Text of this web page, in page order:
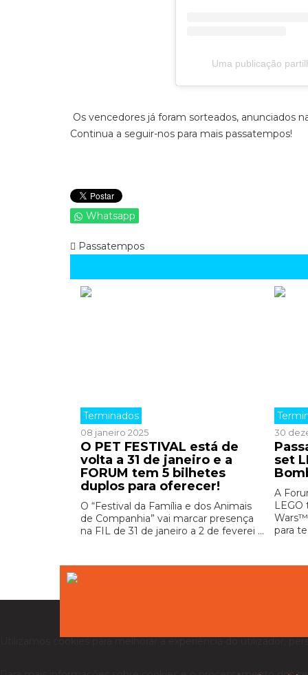
Uma publicação
Os vencedores já foram sorteados, anunciados
Continua a seguir-nos para mais passatempos!
Whatsapp
Passatempos
Terminados
08 janeiro 2025
O PET FESTIVAL está de
volta a 31 de janeiro e a
FORUM tem 5 bilhetes
duplos para oferecer!
O “Festival da Família e dos Animais
de Companhia” vai marcar presença
na FIL de 31 de janeiro a 2 de feverei ...
30
set
A
para
Utilizamos cookies para melhorar a experiência do utilizador,